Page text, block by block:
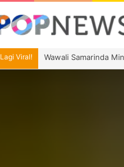
Lagi Viral! Agnez Mo dan